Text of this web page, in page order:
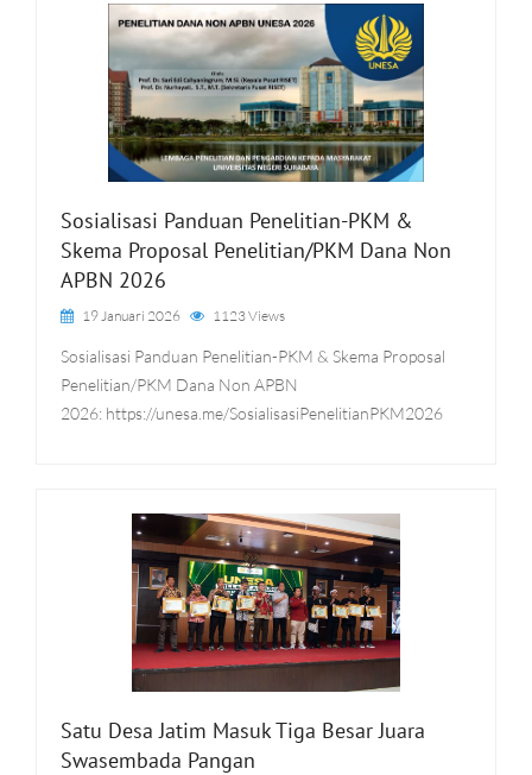
Sosialisasi Panduan Penelitian-PKM &
Skema Proposal Penelitian/PKM Dana Non
APBN 2026
19 Januari 2026 1123 Views
Sosialisasi Panduan Penelitian-PKM & Skema Proposal
Penelitian/PKM Dana Non APBN
2026: https://unesa.me/SosialisasiPenelitianPKM2026
Satu Desa Jatim Masuk Tiga Besar Juara
Swasembada Pangan